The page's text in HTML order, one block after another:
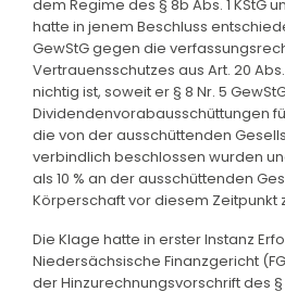
dem Regime des § 8b Abs. 1 KStG
hatte in jenem Beschluss
GewStG gegen die
Vertrauensschutzes aus Art. 20
nichtig ist, soweit er § 8 Nr. 5
Dividendenvorabausschüttungen
die von der ausschüttenden
verbindlich beschlossen wurden
als 10 % an der ausschüttenden
Körperschaft vor diesem Zeitpunkt
Die Klage hatte in erster Instanz
Niedersächsische Finanzgericht
der Hinzurechnungsvorschrift des §